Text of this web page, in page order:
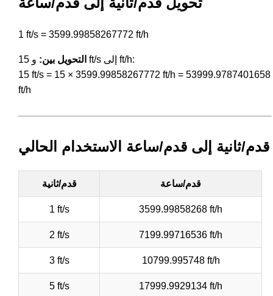
1 ft/s = 3599.99858267772 ft/h
التحويل بين:
و 15 ft/s إلى ft/h:
15 ft/s = 15 × 3599.99858267772 ft/h = 53999.9787401658
ft/h
قدم/ثانية إلى قدم/ساعة الاستخدام الحالي
قدم/ثانية قدم/ساعة
1 ft/s 3599.99858268 ft/h
2 ft/s 7199.99716536 ft/h
3 ft/s 10799.995748 ft/h
5 ft/s 17999.9929134 ft/h